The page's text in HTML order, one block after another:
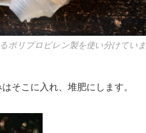
ポリプロピレン製を使い分けていま
そこに入れ、堆肥にします。